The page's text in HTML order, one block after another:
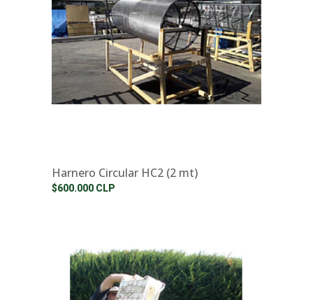
Harnero Circular HC2 (2 mt)
$600.000 CLP